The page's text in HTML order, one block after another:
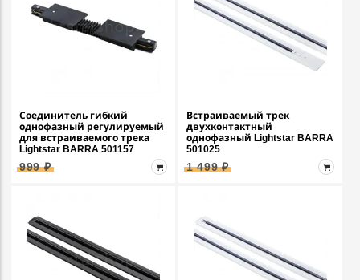
Соединитель гибкий
однофазный регулируемый
для встраиваемого трека
Lightstar BARRA 501157
999 ₽
Встраиваемый трек
двухконтактный
однофазный Lightstar BARRA
501025
1 499 ₽